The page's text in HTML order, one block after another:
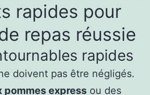
rapides pour
repas réussie
rapides
doivent pas être négligés.
pommes express ou des